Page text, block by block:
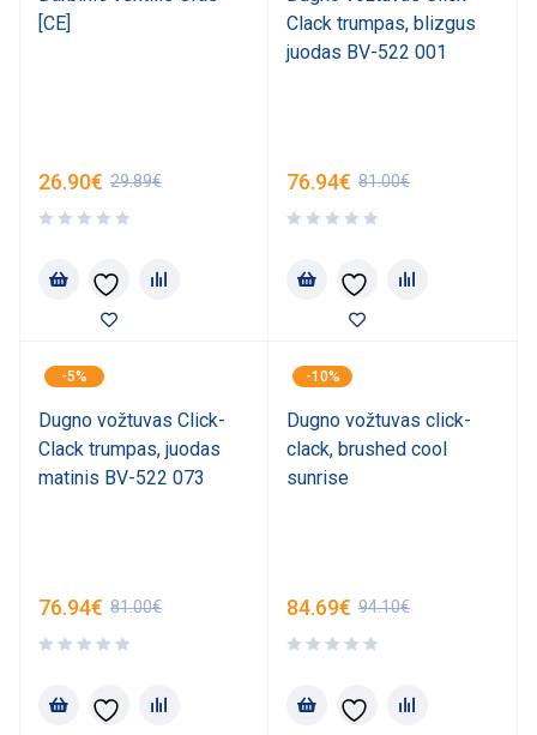
[CE]
29.89€
26.90€
Clack trumpas, blizgus
juodas BV-522 001
81.00€
76.94€
-5%
Dugno vožtuvas Click-
Clack trumpas, juodas
matinis BV-522 073
81.00€
76.94€
-10%
Dugno vožtuvas click-
clack, brushed cool
sunrise
94.10€
84.69€